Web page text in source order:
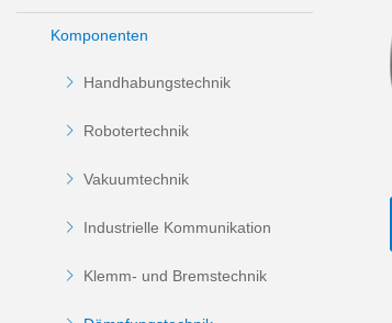
Komponenten
Handhabungstechnik
Robotertechnik
Vakuumtechnik
Industrielle Kommunikation
Klemm- und Bremstechnik